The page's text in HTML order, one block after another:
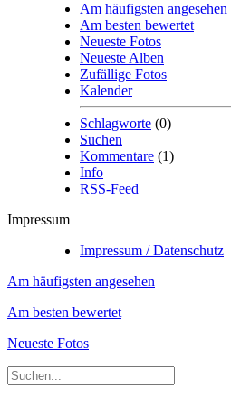
Am häufigsten angesehen
Am besten bewertet
Neueste Fotos
Neueste Alben
Zufällige Fotos
Kalender
Schlagworte (0)
Suchen
Kommentare (1)
Info
RSS-Feed
Impressum
Impressum / Datenschutz
Am häufigsten angesehen
Am besten bewertet
Neueste Fotos